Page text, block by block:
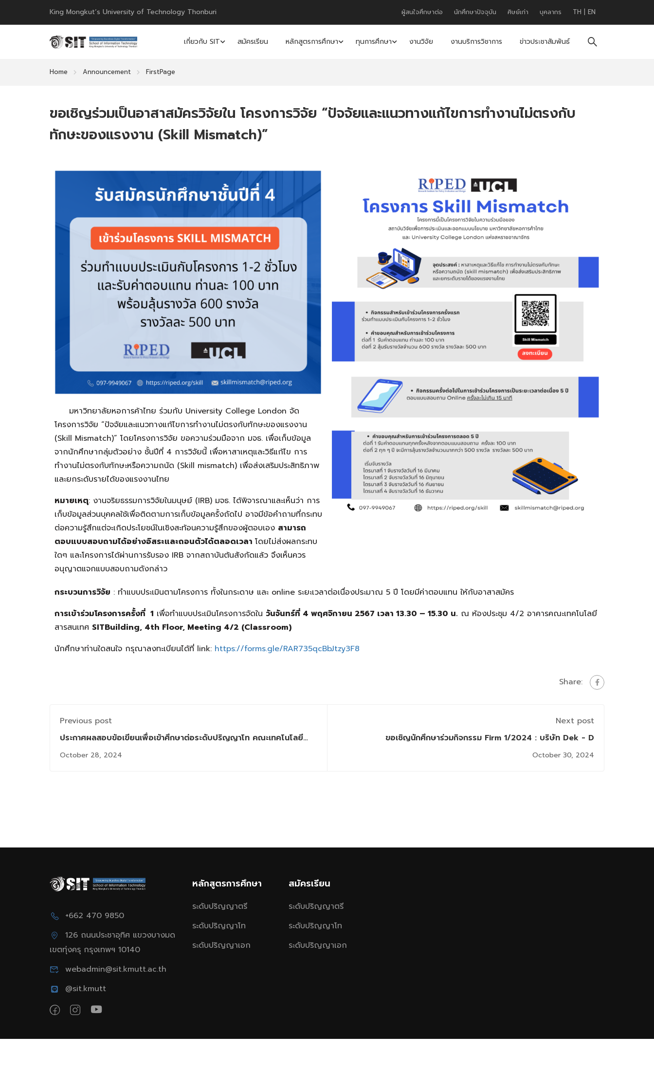
King Mongkut’s University of Technology Thonburi ผู้สนใจศึกษาต่อ นักศึกษาปัจจุบัน ศิษย์เก่า บุคลากร TH | EN
เกี่ยวกับ SIT สมัครเรียน หลักสูตรการศึกษา ทุนการศึกษา งานวิจัย งานบริการวิชาการ ข่าวประชาสัมพันธ์
Home Announcement FirstPage
ขอเชิญร่วมเป็นอาสาสมัครวิจัยใน โครงการวิจัย “ปัจจัยและแนวทางแก้ไขการทำงานไม่ตรงกับ
ทักษะของแรงงาน (Skill Mismatch)”
มหาวิทยาลัยหอการค้าไทย ร่วมกับ University College London จัด
โครงการวิจัย “ปัจจัยและแนวทางแก้ไขการทำงานไม่ตรงกับทักษะของแรงงาน
(Skill Mismatch)” โดยโครงการวิจัย ขอความร่วมมือจาก มจธ. เพื่อเก็บข้อมูล
จากนักศึกษากลุ่มตัวอย่าง ชั้นปีที่ 4 การวิจัยนี้ เพื่อหาสาเหตุและวิธีแก้ไข การ
ทำงานไม่ตรงกับทักษะหรือความถนัด (Skill mismatch) เพื่อส่งเสริมประสิทธิภาพ
และยกระดับรายได้ของแรงงานไทย
หมายเหตุ: งานจริยธรรมการวิจัยในมนุษย์ (IRB) มจธ. ได้พิจารณาและเห็นว่า การ
เก็บข้อมูลส่วนบุคคลใช้เพื่อติดตามการเก็บข้อมูลครั้งถัดไป อาจมีข้อคำถามที่กระทบ
ต่อความรู้สึกแต่จะเกิดประโยชน์ในเชิงสะท้อนความรู้สึกของผู้ตอบเอง สามารถ
ตอบแบบสอบถามได้อย่างอิสระและถอนตัวได้ตลอดเวลา โดยไม่ส่งผลกระทบ
ใดๆ และโครงการได้ผ่านการรับรอง IRB จากสถาบันต้นสังกัดแล้ว จึงเห็นควร
อนุญาตแจกแบบสอบถามดังกล่าว
กระบวนการวิจัย : ทำแบบประเมินตามโครงการ ทั้งในกระดาษ และ online ระยะเวลาต่อเนื่องประมาณ 5 ปี โดยมีค่าตอบแทน ให้กับอาสาสมัคร
การเข้าร่วมโครงการครั้งที่ 1 เพื่อทำแบบประเมินโครงการจัดใน วันจันทร์ที่ 4 พฤศจิกายน 2567 เวลา 13.30 – 15.30 น. ณ ห้องประชุม 4/2 อาคารคณะเทคโนโลยี
สารสนเทศ SITBuilding, 4th Floor, Meeting 4/2 (Classroom)
นักศึกษาท่านใดสนใจ กรุณาลงทะเบียนได้ที่ link: https://forms.gle/RAR735qcBbJtzy3F8
Share:
Previous post
ประกาศผลสอบข้อเขียนเพื่อเข้าศึกษาต่อระดับปริญญาโท คณะเทคโนโลยี
สารสนเทศ ภาค 2/2567 (รอบตุลาคม)
October 28, 2024
Next post
ขอเชิญนักศึกษาร่วมกิจกรรม Firm 1/2024 : บริษัท Dek - D
October 30, 2024
+662 470 9850
126 ถนนประชาอุทิศ แขวงบางมด
เขตทุ่งครุ กรุงเทพฯ 10140
webadmin@sit.kmutt.ac.th
@sit.kmutt
หลักสูตรการศึกษา
ระดับปริญญาตรี
ระดับปริญญาโท
ระดับปริญญาเอก
สมัครเรียน
ระดับปริญญาตรี
ระดับปริญญาโท
ระดับปริญญาเอก